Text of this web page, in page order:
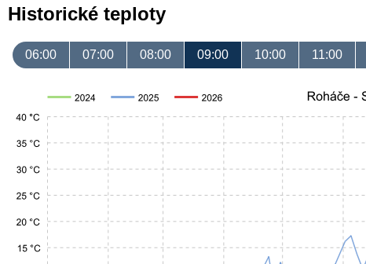
Historické teploty
06:00 07:00 08:00 09:00 10:00 11:00